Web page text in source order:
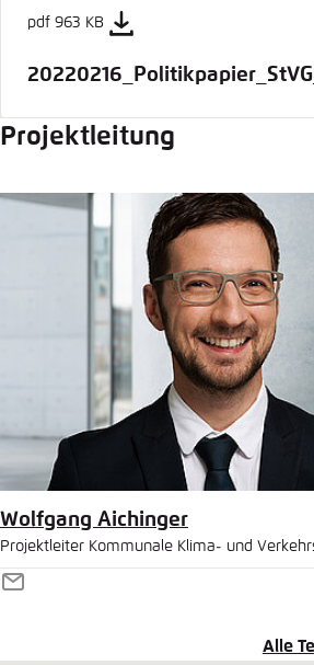
pdf 963 KB
Projektleitung
Wolfgang Aichinger
Projektleiter Kommunale Klima- und
E-
Alle